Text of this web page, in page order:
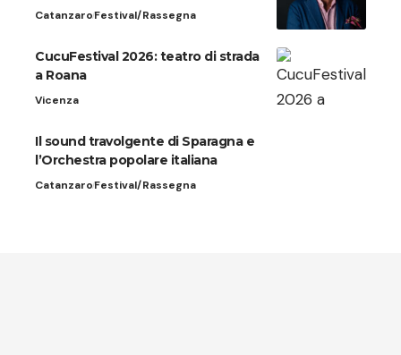
CatanzaroFestival/Rassegna
CucuFestival 2026: teatro di strada
a Roana
Vicenza
Il sound travolgente di Sparagna e
l’Orchestra popolare italiana
CatanzaroFestival/Rassegna